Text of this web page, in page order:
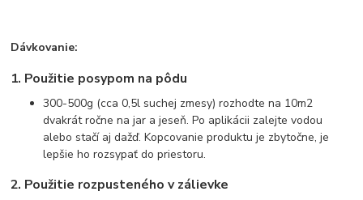
Dávkovanie:
1. Použitie posypom na pôdu
300-500g (cca 0,5l suchej zmesy) rozhodte na 10m2
dvakrát ročne na jar a jeseň. Po aplikácii zalejte vodou
alebo stačí aj dažď. Kopcovanie produktu je zbytočne, je
lepšie ho rozsypať do priestoru.
2. Použitie rozpusteného v zálievke